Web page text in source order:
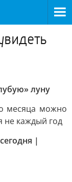
луну
месяца можно
не каждый год
|